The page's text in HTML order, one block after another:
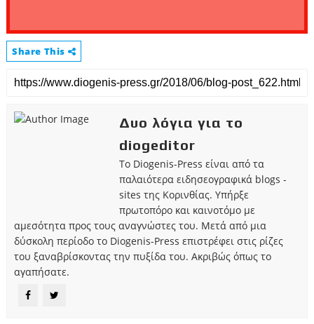
Share This
Δυο λόγια για το
diogeditor
Το Diogenis-Press είναι από τα
παλαιότερα ειδησεογραφικά blogs -
sites της Κορινθίας. Υπήρξε
πρωτοπόρο και καινοτόμο με
αμεσότητα προς τους αναγνώστες του. Μετά από μια
δύσκολη περίοδο το Diogenis-Press επιστρέφει στις ρίζες
του ξαναβρίσκοντας την πυξίδα του. Ακριβώς όπως το
αγαπήσατε.